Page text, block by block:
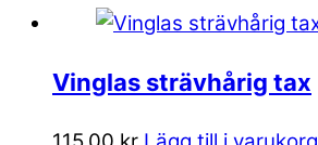
Vinglas strävhårig tax